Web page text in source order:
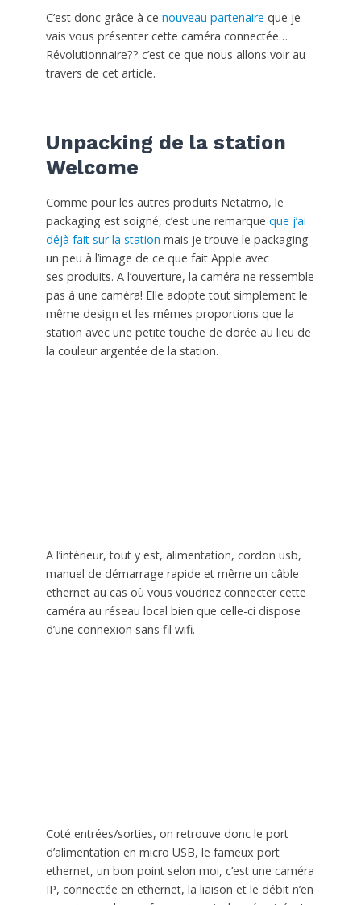
C’est donc grâce à ce nouveau partenaire que je
vais vous présenter cette caméra connectée…
Révolutionnaire?? c’est ce que nous allons voir au
travers de cet article.
Unpacking de la station
Welcome
Comme pour les autres produits Netatmo, le
packaging est soigné, c’est une remarque que j’ai
déjà fait sur la station mais je trouve le packaging
un peu à l’image de ce que fait Apple avec
ses produits. A l’ouverture, la caméra ne ressemble
pas à une caméra! Elle adopte tout simplement le
même design et les mêmes proportions que la
station avec une petite touche de dorée au lieu de
la couleur argentée de la station.
A l’intérieur, tout y est, alimentation, cordon usb,
manuel de démarrage rapide et même un câble
ethernet au cas où vous voudriez connecter cette
caméra au réseau local bien que celle-ci dispose
d’une connexion sans fil wifi.
Coté entrées/sorties, on retrouve donc le port
d’alimentation en micro USB, le fameux port
ethernet, un bon point selon moi, c’est une caméra
IP, connectée en ethernet, la liaison et le débit n’en